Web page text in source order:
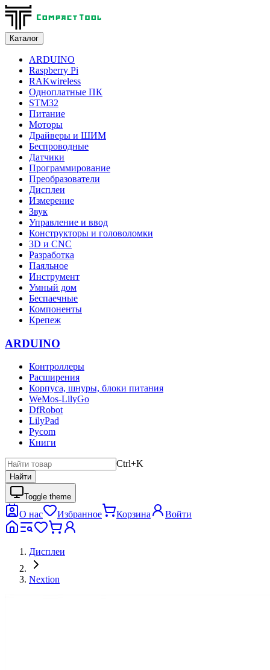
Каталог
ARDUINO
Raspberry Pi
RAKwireless
Одноплатные ПК
STM32
Питание
Моторы
Драйверы и ШИМ
Беспроводные
Датчики
Программирование
Преобразователи
Дисплеи
Измерение
Звук
Управление и ввод
Конструкторы и головоломки
3D и CNC
Разработка
Паяльное
Инструмент
Умный дом
Беспаечные
Компоненты
Крепеж
ARDUINO
Контроллеры
Расширения
Корпуса, шнуры, блоки питания
WeMos-LilyGo
DfRobot
LilyPad
Pycom
Книги
Ctrl+K
Найти
Toggle theme
О нас Избранное Корзина Войти
Дисплеи
Nextion